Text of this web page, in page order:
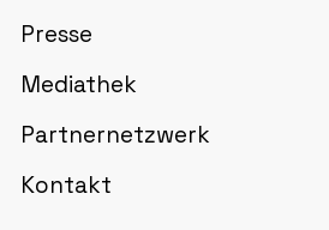
Presse
Mediathek
Partnernetzwerk
Kontakt